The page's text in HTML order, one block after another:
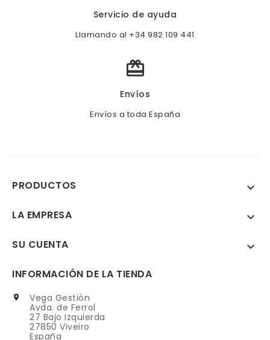
Servicio de ayuda
Llamando al +34 982 109 441

Envíos
Envíos a toda España
PRODUCTOS 
LA EMPRESA 
SU CUENTA 
INFORMACIÓN DE LA TIENDA

Vega Gestión
Avda. de Ferrol
27 Bajo Izquierda
27850 Viveiro
España